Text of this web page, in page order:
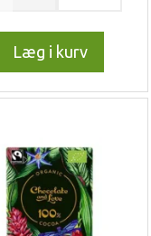
Læg i kurv